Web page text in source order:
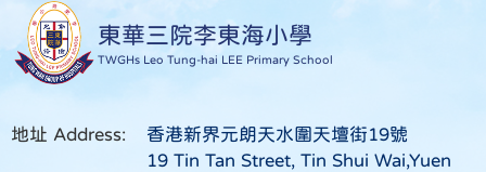
東華三院李東海小學
TWGHs Leo Tung-hai LEE Primary School
地址 Address:
香港新界元朗天水圍天壇街19號
19 Tin Tan Street, Tin Shui Wai,Yuen